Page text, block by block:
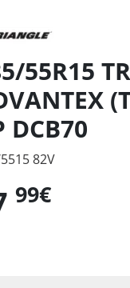
55R15
DCB70
82V
99€